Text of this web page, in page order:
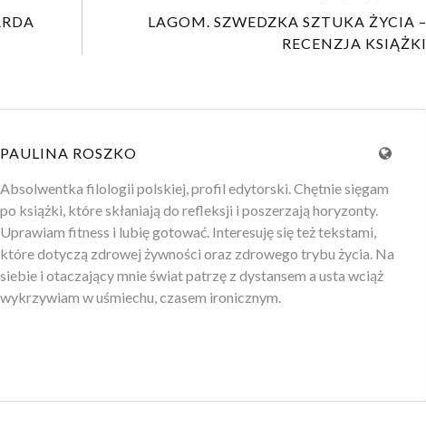
LAGOM. SZWEDZKA SZTUKA ŻYCIA –
RECENZJA KSIĄŻKI
PAULINA ROSZKO
Absolwentka filologii polskiej, profil edytorski. Chętnie sięgam
po książki, które skłaniają do refleksji i poszerzają horyzonty.
Uprawiam fitness i lubię gotować. Interesuję się też tekstami,
które dotyczą zdrowej żywności oraz zdrowego trybu życia. Na
siebie i otaczający mnie świat patrzę z dystansem a usta wciąż
wykrzywiam w uśmiechu, czasem ironicznym.